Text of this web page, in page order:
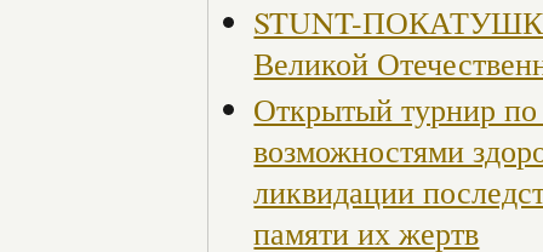
STUNT-
Великой
Открытый турнир
возможностями
ликвидации
памяти их жертв